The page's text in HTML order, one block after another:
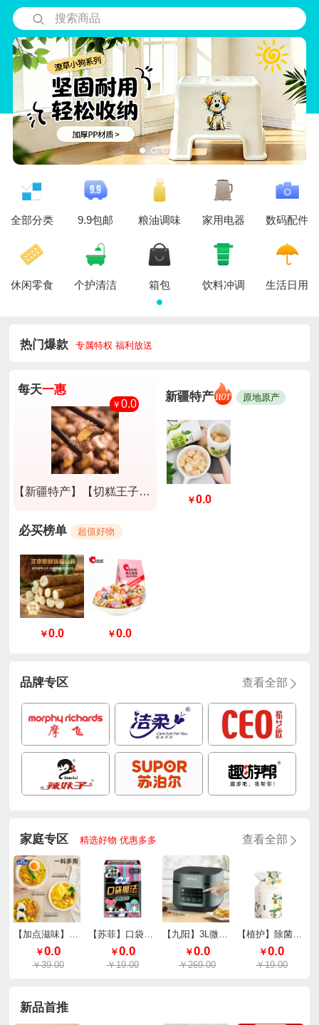
搜索商品
全部分类 9.9包邮 粮油调味 家用电器 数码配件
休闲零食 个护清洁 箱包 饮料冲调 生活日用
热门爆款 专属特权 福利放送
每天一惠
￥ 0.0
【新疆特产】【切糕王子】A180紫衣腰果淡盐味250g*2盒
新疆特产 原地原产
￥0.0
必买榜单 超值好物
￥0.0 ￥0.0
品牌专区 查看全部
家庭专区 精选好物 优惠多多 查看全部
【加点滋味】泰式厚椰咖喱65g*2袋
￥0.0
￥39.00
【苏菲】口袋魔法零味感超薄棉柔日用240mm*10片/包
￥0.0
￥19.00
【九阳】3L微压快煮电饭煲F30FZ-F636
￥0.0
￥269.00
【植护】除菌除螨香氛洗衣液（樱花香型）
￥0.0
￥19.00
新品首推